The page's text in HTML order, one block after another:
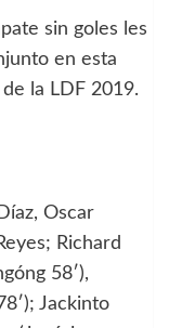
sin goles les
en esta
la LDF 2019.
Oscar
Richard
58′),
Jackinto